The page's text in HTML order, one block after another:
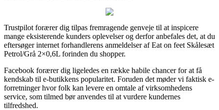
Trustpilot forærer dig tilpas fremragende genveje til at inspicere
mange eksisterende kunders oplevelser og derfor anbefales det, at du
eftersøger internet forhandlerens anmeldelser af Eat on feet Skålesæt
Petrol/Grå 2×0,6L forinden du shopper.
Facebook forærer dig ligeledes en række habile chancer for at få
kendskab til e-butikkens popularitet. Foruden det møder vi faktisk e-
forretninger hvor folk kan levere en omtale af virksomhedens
service, som tilmed bør anvendes til at vurdere kundernes
tilfredshed.